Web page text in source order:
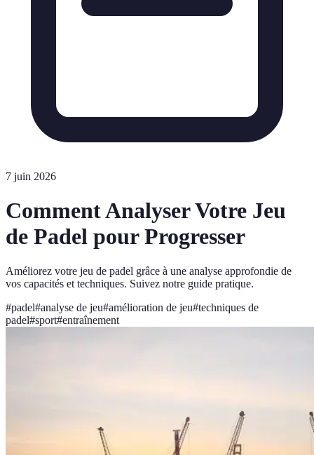
7 juin 2026
Comment Analyser Votre Jeu
de Padel pour Progresser
Améliorez votre jeu de padel grâce à une analyse approfondie de
vos capacités et techniques. Suivez notre guide pratique.
#padel#analyse de jeu#amélioration de jeu#techniques de
padel#sport#entraînement